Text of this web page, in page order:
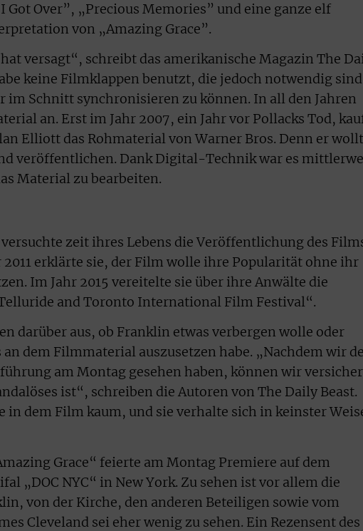
Got Over”, „Precious Memories” und eine ganze elf
von „Amazing Grace”.
versagt“, schreibt das amerikanische Magazin The
keine Filmklappen benutzt, die jedoch notwendig
im Schnitt synchronisieren zu können. In all den Jahren
an. Erst im Jahr 2007, ein Jahr vor Pollacks Tod,
Elliott das Rohmaterial von Warner Bros. Denn er
veröffentlichen. Dank Digital-Technik war es
Material zu bearbeiten.
zeit ihres Lebens die Veröffentlichung des
erklärte sie, der Film wolle ihre Popularität ohne ihr
Im Jahr 2015 vereitelte sie über ihre Anwälte die
and Toronto International Film Festival“.
darüber aus, ob Franklin etwas verbergen wolle oder
dem Filmmaterial auszusetzen habe. „Nachdem wir
am Montag gesehen haben, können wir
ist“, schreiben die Autoren von The Daily Beast.
in dem Film kaum, und sie verhalte sich in keinster
Grace“ feierte am Montag Premiere auf dem
„DOC NYC“ in New York. Zu sehen ist vor allem die
von der Kirche, den anderen Beteiligen sowie vom
Cleveland sei eher wenig zu sehen. Ein Rezensent des